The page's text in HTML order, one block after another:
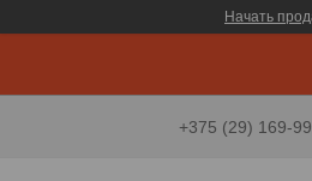
Начать
+375 (29) 169-